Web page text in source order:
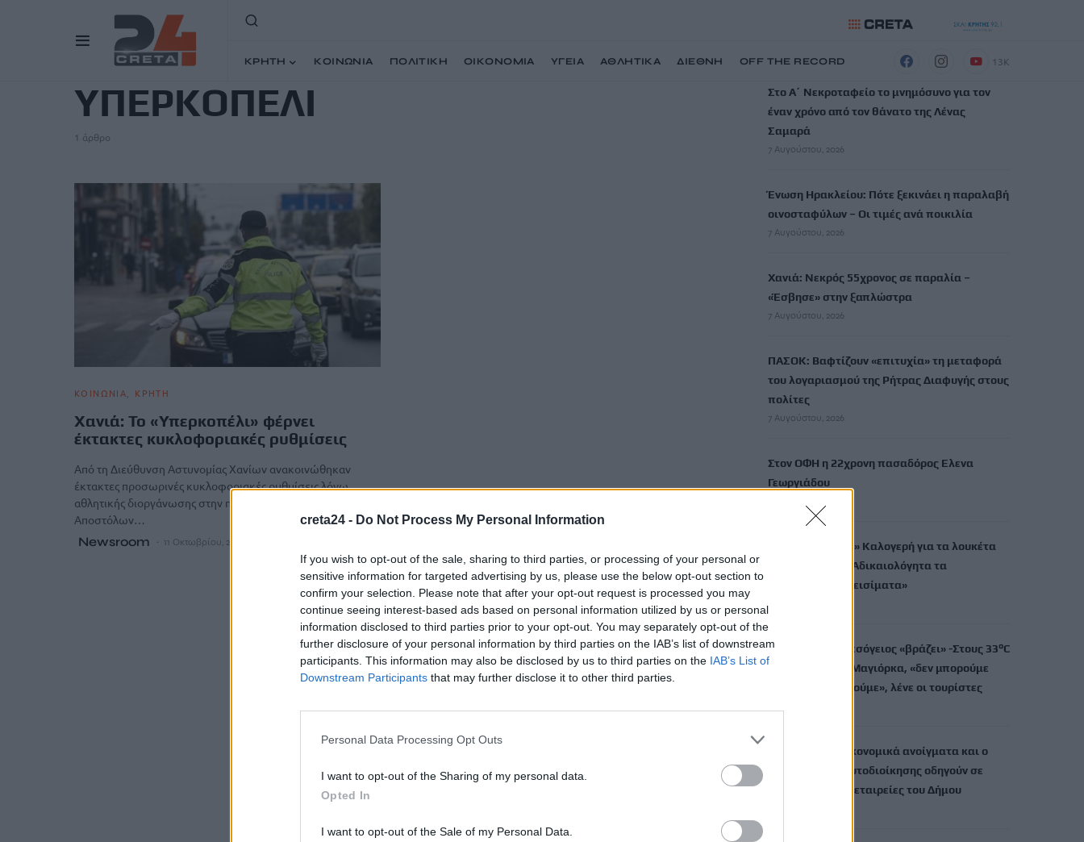
creta24 - Do Not Process My Personal Information
If you wish to opt-out of the sale, sharing to third parties, or processing of your personal or
sensitive information for targeted advertising by us, please use the below opt-out section to
confirm your selection. Please note that after your opt-out request is processed you may
continue seeing interest-based ads based on personal information utilized by us or personal
information disclosed to third parties prior to your opt-out. You may separately opt-out of the
further disclosure of your personal information by third parties on the IAB’s list of downstream
participants. This information may also be disclosed by us to third parties on the IAB’s List of
Downstream Participants that may further disclose it to other third parties.
Personal Data Processing Opt Outs
I want to opt-out of the Sharing of my personal data.
Opted In
I want to opt-out of the Sale of my Personal Data.
ΚΡΗΤΗ ΚΟΙΝΩΝΙΑ ΠΟΛΙΤΙΚΗ ΟΙΚΟΝΟΜΙΑ ΥΓΕΙΑ ΑΘΛΗΤΙΚΑ ΔΙΕΘΝΗ OFF THE RECORD 13K
ΥΠΕΡΚΟΠΕΛΙ
1 άρθρο
ΚΟΙΝΩΝΙΑ ΚΡΗΤΗ
Χανιά: Το «Υπερκοπέλι» φέρνει
έκτακτες κυκλοφοριακές ρυθμίσεις
Από τη Διεύθυνση Αστυνομίας Χανίων ανακοινώθηκαν
έκτακτες προσωρινές κυκλοφοριακές ρυθμίσεις λόγω
αθλητικής διοργάνωσης στην περιοχή των Αγίων
Αποστόλων…
Newsroom 11 Οκτωβρίου, 2025
ΡΟΗ ΕΙΔΗΣΕΩΝ
Στο Α΄ Νεκροταφείο το μνημόσυνο για τον
έναν χρόνο από τον θάνατο της Λένας
Σαμαρά
7 Αυγούστου, 2026
Ένωση Ηρακλείου: Πότε ξεκινάει η παραλαβή
οινοσταφύλων – Οι τιμές ανά ποικιλία
7 Αυγούστου, 2026
Χανιά: Νεκρός 55χρονος σε παραλία –
«Έσβησε» στην ξαπλώστρα
7 Αυγούστου, 2026
ΠΑΣΟΚ: Βαφτίζουν «επιτυχία» τη μεταφορά
του λογαριασμού της Ρήτρας Διαφυγής στους
πολίτες
7 Αυγούστου, 2026
Στον ΟΦΗ η 22χρονη πασαδόρος Ελενα
Γεωργιάδου
Σαμαριά: «Πυρά» Καλογερή για τα λουκέτα
στο φαράγγι – «Αδικαιολόγητα τα
περισσότερα κλεισίματα»
7 Αυγούστου, 2026
Καύσωνας: Η Μεσόγειος «βράζει» -Στους 33°C
η θάλασσα στη Μαγιόρκα, «δεν μπορούμε
ούτε να δροσιστούμε», λένε οι τουρίστες
Ηράκλειο: Τα οικονομικά ανοίγματα και ο
νέος Κώδικας Αυτοδιοίκησης οδηγούν σε
συγχώνευση τις εταιρείες του Δήμου